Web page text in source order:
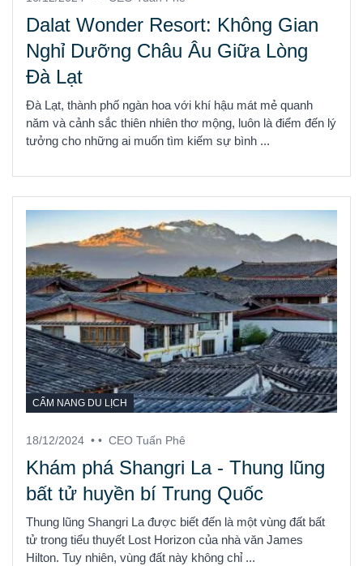
Dalat Wonder Resort: Không Gian
Nghỉ Dưỡng Châu Âu Giữa Lòng
Đà Lạt
Đà Lạt, thành phố ngàn hoa với khí hậu mát mẻ quanh
năm và cảnh sắc thiên nhiên thơ mộng, luôn là điểm đến lý
tưởng cho những ai muốn tìm kiếm sự bình ...
CẨM NANG DU LỊCH
18/12/2024 • • CEO Tuấn Phê
Khám phá Shangri La - Thung lũng
bất tử huyền bí Trung Quốc
Thung lũng Shangri La được biết đến là một vùng đất bất
tử trong tiểu thuyết Lost Horizon của nhà văn James
Hilton. Tuy nhiên, vùng đất này không chỉ ...